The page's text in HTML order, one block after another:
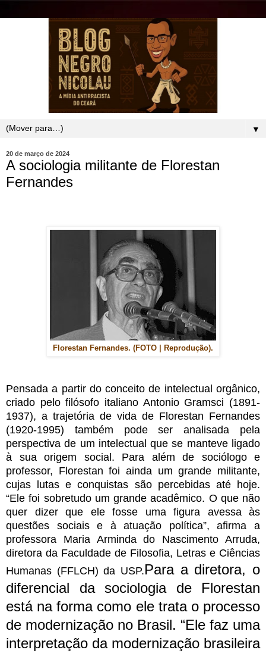
▼
20 de março de 2024
A sociologia militante de Florestan
Fernandes
Florestan Fernandes. (FOTO | Reprodução).
Pensada a partir do conceito de intelectual orgânico,
criado pelo filósofo italiano Antonio Gramsci (1891-
1937), a trajetória de vida de Florestan Fernandes
(1920-1995) também pode ser analisada pela
perspectiva de um intelectual que se manteve ligado
à sua origem social. Para além de sociólogo e
professor, Florestan foi ainda um grande militante,
cujas lutas e conquistas são percebidas até hoje.
“Ele foi sobretudo um grande acadêmico. O que não
quer dizer que ele fosse uma figura avessa às
questões sociais e à atuação política”, afirma a
professora Maria Arminda do Nascimento Arruda,
diretora da Faculdade de Filosofia, Letras e Ciências
Humanas (FFLCH) da USP.Para a diretora, o
diferencial da sociologia de Florestan
está na forma como ele trata o processo
de modernização no Brasil. “Ele faz uma
interpretação da modernização brasileira